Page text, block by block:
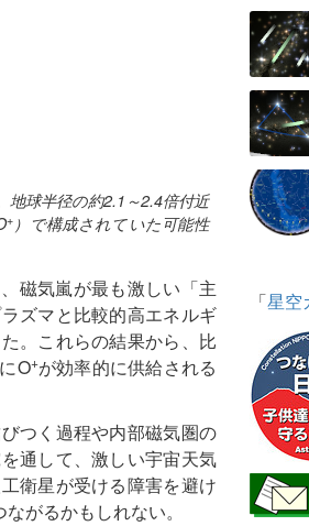
球半径の約2.1～2.4倍付近
+）で構成されていた可能性
磁気嵐が最も激しい「主
ズマと比較的高エネルギ
。これらの結果から、比
O+が効率的に供給される
つく過程や内部磁気圏の
通して、激しい宇宙天気
衛星が受ける障害を避け
がるかもしれない。
「星空